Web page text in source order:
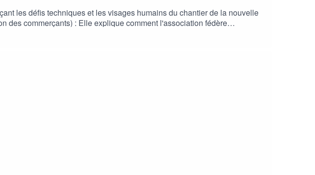
les défis techniques et les visages humains du chantier de la nouvelle
braderie annuelle Farid Moussouni (trésorier de la MPT de
au logement pour les jeunes à la création de lien social